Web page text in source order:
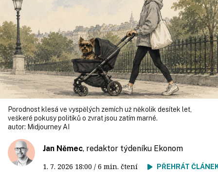
Porodnost klesá ve vyspělých zemích už několik desítek let,
veškeré pokusy politiků o zvrat jsou zatím marné.
autor: Midjourney AI
Jan Němec, redaktor týdeníku Ekonom
1. 7. 2026 18:00 / 6 min. čtení PŘEHRÁT